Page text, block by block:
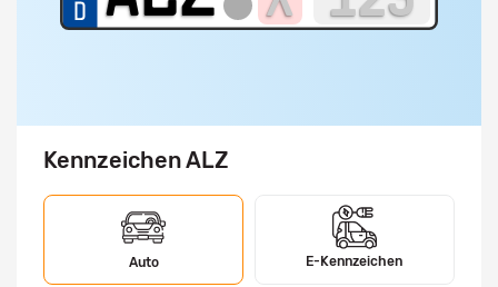
Kennzeichen ALZ
Auto E-Kennzeichen